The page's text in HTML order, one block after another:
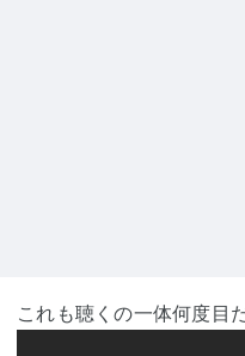
これも聴くの一体何度目